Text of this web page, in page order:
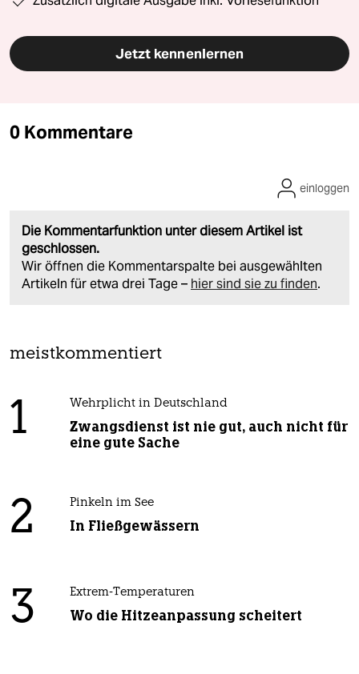
Jetzt kennenlernen
0 Kommentare
Die Kommentarfunktion unter diesem Artikel ist
geschlossen.
Wir öffnen die Kommentarspalte bei ausgewählten
Artikeln für etwa drei Tage – hier sind sie zu finden.
einloggen
meistkommentiert
1 Wehrplicht in Deutschland
Zwangsdienst ist nie gut, auch nicht für
eine gute Sache
2 Pinkeln im See
In Fließgewässern
3 Extrem-Temperaturen
Wo die Hitzeanpassung scheitert